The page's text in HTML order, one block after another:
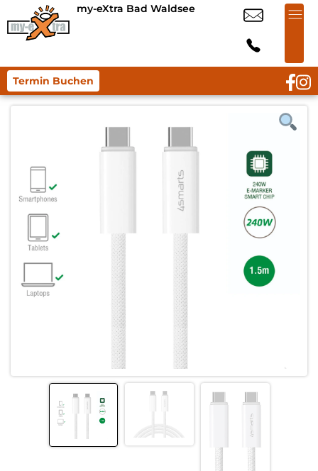
my-eXtra Bad Waldsee
Termin Buchen